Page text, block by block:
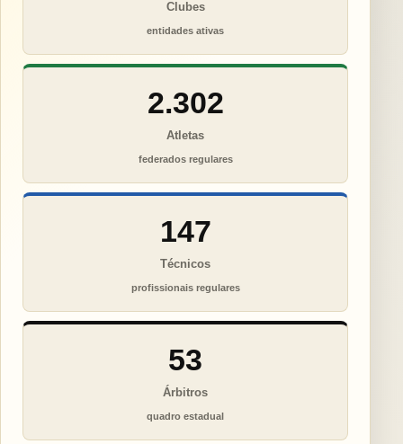
Clubes
entidades ativas
2.302
Atletas
federados regulares
147
Técnicos
profissionais regulares
53
Árbitros
quadro estadual